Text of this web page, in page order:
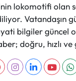
lokomotifi olan
Vatandaşın
bilgiler güncel
doğru, hızlı